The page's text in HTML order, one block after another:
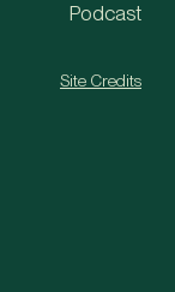
Podcast
Site Credits